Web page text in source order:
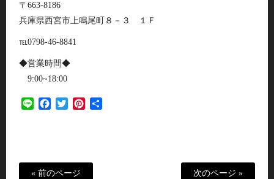
〒663-8186
兵庫県西宮市上鳴尾町８－３ １Ｆ
℡0798-46-8841
◆営業時間◆
9:00~18:00
Line FacebookTwitterPinterest
« 前のページ 次のページ »